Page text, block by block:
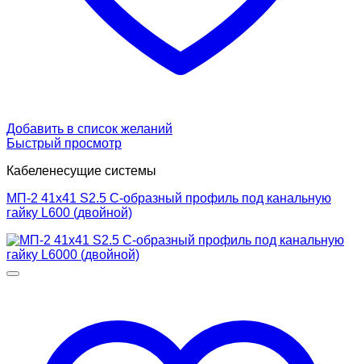
Добавить в список желаний
Быстрый просмотр
Кабеленесущие системы
МП-2 41х41 S2.5 С-образный профиль под канальную
гайку L600 (двойной)